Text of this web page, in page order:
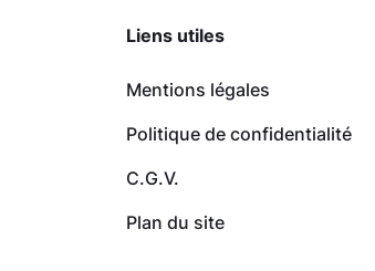
Liens utiles
Mentions légales
Politique de confidentialité
C.G.V.
Plan du site